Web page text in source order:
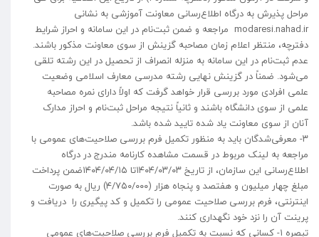
مراحل پذیرش به درگاه اطلاع‌رسانی معاونت آموزشی به نشانی
modaresi.nahad.ir مراجعه و ضمن ثبت‌نام در این سامانه و احراز شرایط
دفترچه، منتظر اعلام زمان مصاحبه گزینش از سوی معاونت مذکور باشند.
عدم ثبت‌نام در این سامانه به منزله انصراف از تحصیل در این رشته تلقی
می‌شود. ضمناً در گزینش نهایی رشته مدرسی معارف اسلامی وضعیت
علمی افرادی مورد بررسی قرار خواهد گرفت که اولاً دارای نمره مصاحبه
علمی از سوی دانشگاه باشند و ثانیاً نتیجه مراحل ثبت‌نام و احراز مدارک
آنان از سوی معاونت یاد شده تایید شده باشد.
۳- معرفی‌شدگان باید به منظور تکمیل فرم بررسی صلاحیت‌های عمومی با
مراجعه به لینک مربوط در قسمت مشاهده کارنامه مندرج در درگاه
اطلاع‌رسانی این سازمان، از تاریخ ۱۴۰۴/۰۳/۰۳تا ۱۴۰۴/۰۴/۱۵ضمن پرداخت
مبلغ چهار میلیون و هفتصد و پنجاه هزار (۴/۷۵۰/۰۰۰) ریال به صورت
اینترنتی، فرم بررسی صلاحیت عمومی را تکمیل و کد پیگیری را دریافت و
پرینت آن را نزد خود نگهداری کنند.
تبصره ۱- کسانی که نسبت به تکمیل فرم بررسی صلاحیت‌های عمومی